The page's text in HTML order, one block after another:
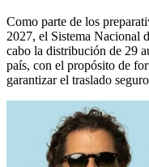
Como parte de los
2027, el Sistema Nacional
cabo la distribución de 29
país, con el propósito de
garantizar el traslado